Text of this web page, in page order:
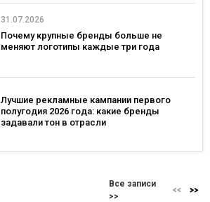
31.07.2026
Почему крупные бренды больше не
меняют логотипы каждые три года
Лучшие рекламные кампании первого
полугодия 2026 года: какие бренды
задавали тон в отрасли
Все записи
>>